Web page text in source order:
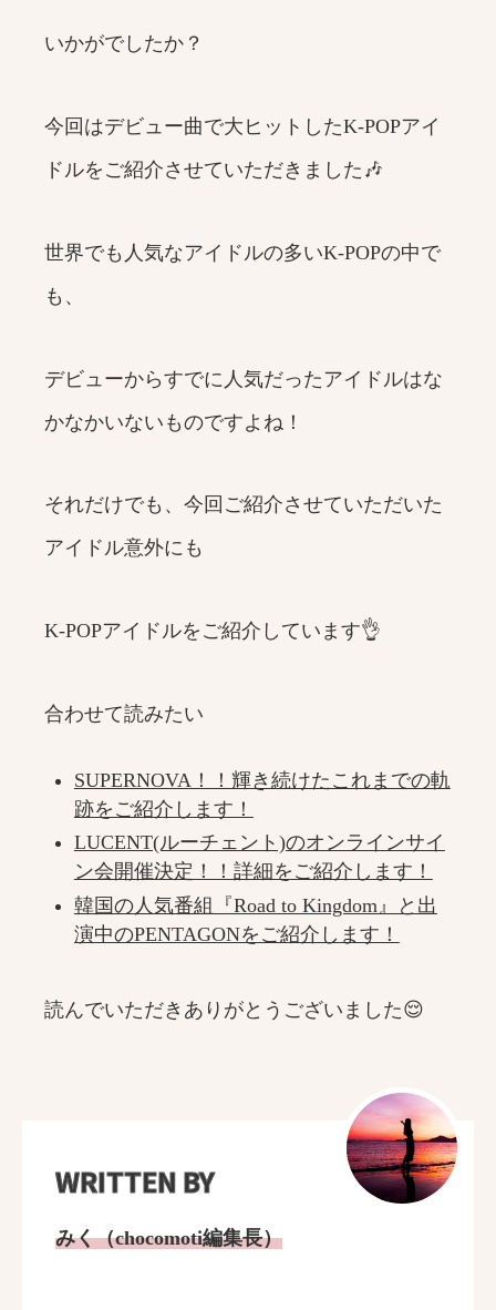
いかがでしたか？
今回はデビュー曲で大ヒットしたK-POPアイ
ドルをご紹介させていただきました🎶
世界でも人気なアイドルの多いK-POPの中で
も、
デビューからすでに人気だったアイドルはな
かなかいないものですよね！
それだけでも、今回ご紹介させていただいた
アイドル意外にも
K-POPアイドルをご紹介しています👌
合わせて読みたい
SUPERNOVA！！輝き続けたこれまでの軌
跡をご紹介します！
LUCENT(ルーチェント)のオンラインサイ
ン会開催決定！！詳細をご紹介します！
韓国の人気番組『Road to Kingdom』と出
演中のPENTAGONをご紹介します！
読んでいただきありがとうございました😌
WRITTEN BY
みく（chocomoti編集長）